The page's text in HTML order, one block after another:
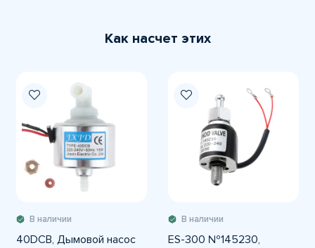
Как насчет этих
В наличии
40DCB, Дымовой насос
В наличии
ES-300 №145230,